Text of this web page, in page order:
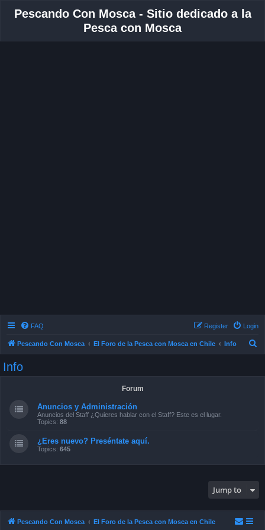
Pescando Con Mosca - Sitio dedicado a la
Pesca con Mosca
FAQ Login
Register
Pescando Con Mosca El Foro de la Pesca con Mosca en Chile Info
Info
Forum
Anuncios y Administración
Anuncios del Staff ¿Quieres hablar con el Staff? Este es el lugar.
Topics: 88
¿Eres nuevo? Preséntate aquí.
Topics: 645
Jump to
Pescando Con Mosca El Foro de la Pesca con Mosca en Chile